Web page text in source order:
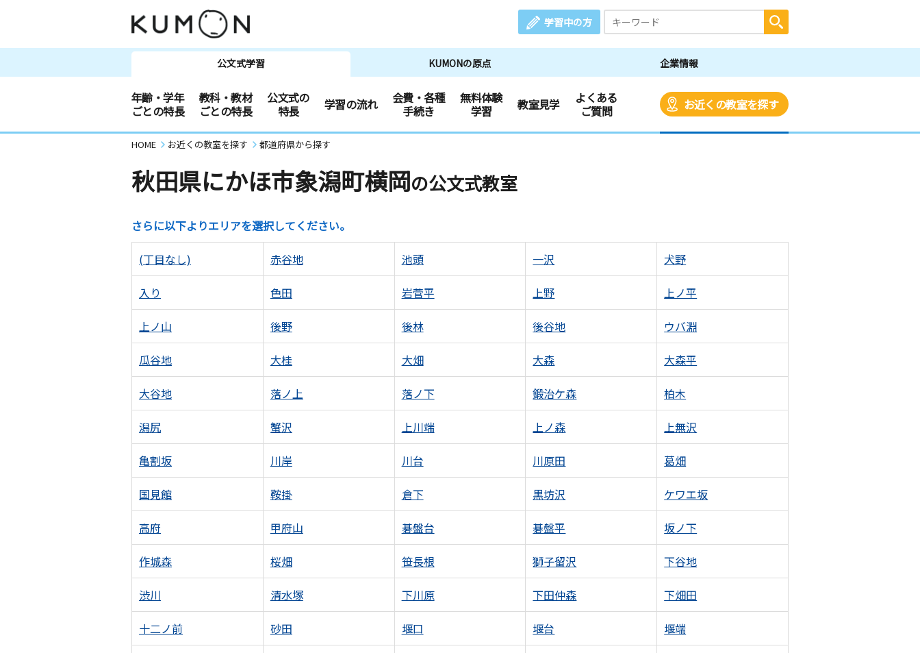
学習中の方
公文式学習 KUMONの原点 企業情報
年齢・学年
ごとの特長
教科・教材
ごとの特長
公文式の
特長
学習の流れ
会費・各種
手続き
無料体験
学習
教室見学
よくある
ご質問
お近くの教室を探す
HOME お近くの教室を探す 都道府県から探す
秋田県にかほ市象潟町横岡の公文式教室
さらに以下よりエリアを選択してください。
(丁目なし) 赤谷地 池頭 一沢 犬野
入り 色田 岩菅平 上野 上ノ平
上ノ山 後野 後林 後谷地 ウバ淵
瓜谷地 大桂 大畑 大森 大森平
大谷地 落ノ上 落ノ下 鍛治ケ森 柏木
潟尻 蟹沢 上川端 上ノ森 上無沢
亀割坂 川岸 川台 川原田 葛畑
国見館 鞍掛 倉下 黒坊沢 ケワエ坂
高府 甲府山 碁盤台 碁盤平 坂ノ下
作城森 桜畑 笹長根 獅子留沢 下谷地
渋川 清水塚 下川原 下田仲森 下畑田
十二ノ前 砂田 堰口 堰台 堰端